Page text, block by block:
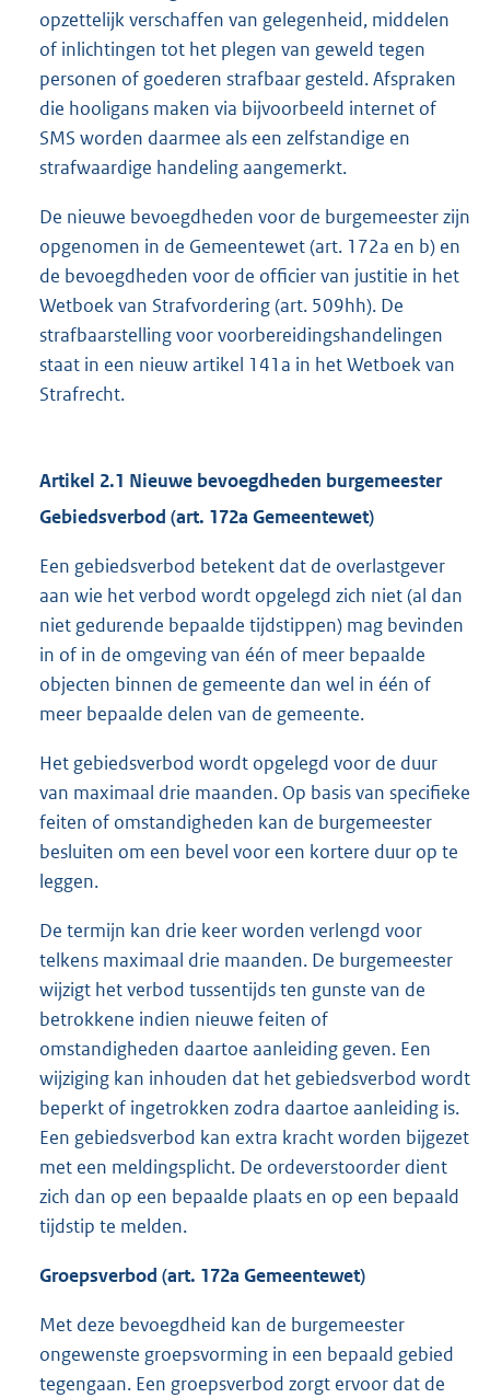
opzettelijk verschaffen van gelegenheid, middelen
of inlichtingen tot het plegen van geweld tegen
personen of goederen strafbaar gesteld. Afspraken
die hooligans maken via bijvoorbeeld internet of
SMS worden daarmee als een zelfstandige en
strafwaardige handeling aangemerkt.
De nieuwe bevoegdheden voor de burgemeester zijn
opgenomen in de Gemeentewet (art. 172a en b) en
de bevoegdheden voor de officier van justitie in het
Wetboek van Strafvordering (art. 509hh). De
strafbaarstelling voor voorbereidingshandelingen
staat in een nieuw artikel 141a in het Wetboek van
Strafrecht.
Artikel 2.1 Nieuwe bevoegdheden burgemeester
Gebiedsverbod (art. 172a Gemeentewet)
Een gebiedsverbod betekent dat de overlastgever
aan wie het verbod wordt opgelegd zich niet (al dan
niet gedurende bepaalde tijdstippen) mag bevinden
in of in de omgeving van één of meer bepaalde
objecten binnen de gemeente dan wel in één of
meer bepaalde delen van de gemeente.
Het gebiedsverbod wordt opgelegd voor de duur
van maximaal drie maanden. Op basis van specifieke
feiten of omstandigheden kan de burgemeester
besluiten om een bevel voor een kortere duur op te
leggen.
De termijn kan drie keer worden verlengd voor
telkens maximaal drie maanden. De burgemeester
wijzigt het verbod tussentijds ten gunste van de
betrokkene indien nieuwe feiten of
omstandigheden daartoe aanleiding geven. Een
wijziging kan inhouden dat het gebiedsverbod wordt
beperkt of ingetrokken zodra daartoe aanleiding is.
Een gebiedsverbod kan extra kracht worden bijgezet
met een meldingsplicht. De ordeverstoorder dient
zich dan op een bepaalde plaats en op een bepaald
tijdstip te melden.
Groepsverbod (art. 172a Gemeentewet)
Met deze bevoegdheid kan de burgemeester
ongewenste groepsvorming in een bepaald gebied
tegengaan. Een groepsverbod zorgt ervoor dat de